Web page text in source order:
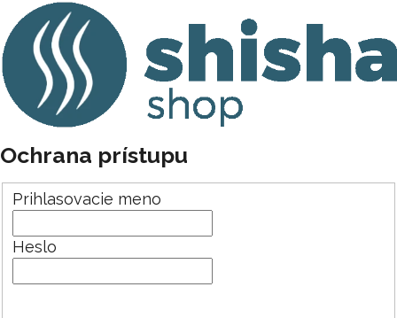
Ochrana prístupu
Prihlasovacie meno
Heslo